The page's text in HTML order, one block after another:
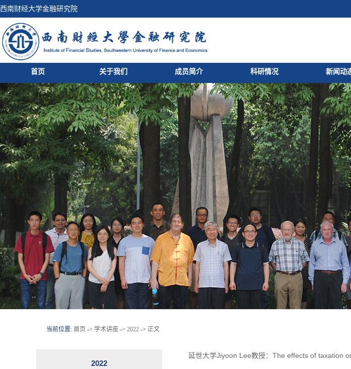
西南财经大学金融研究院
首页 关于我们 成员简介 科研情况 新闻动
当前位置: 首页 -> 学术讲座 -> 2022 -> 正文
2022
延世大学Jiyoon Lee教授：The effects of taxation